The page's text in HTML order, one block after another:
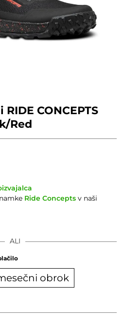
CONCEPTS
Red
ALI
obrok
Ride Concepts v naši